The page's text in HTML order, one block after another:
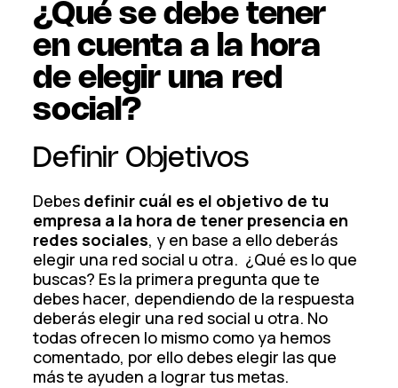
¿Qué se debe tener
en cuenta a la hora
de elegir una red
social?
Definir Objetivos
Debes definir cuál es el objetivo de tu
empresa a la hora de tener presencia en
redes sociales, y en base a ello deberás
elegir una red social u otra. ¿Qué es lo que
buscas? Es la primera pregunta que te
debes hacer, dependiendo de la respuesta
deberás elegir una red social u otra. No
todas ofrecen lo mismo como ya hemos
comentado, por ello debes elegir las que
más te ayuden a lograr tus metas.